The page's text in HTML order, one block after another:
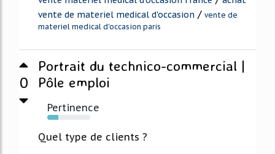
vente de materiel medical d'occasion / vente de
materiel medical d'occasion paris
0
Portrait du technico-commercial |
Pôle emploi
Pertinence
25%
Quel type de clients ?